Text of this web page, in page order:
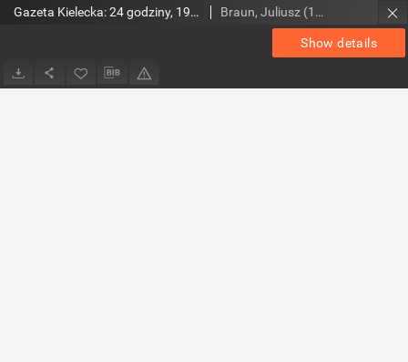
Show details
Gazeta Kielecka: 24 godziny, 1993, R.5, nr 215 Braun, Juliusz (1948- ). Red.